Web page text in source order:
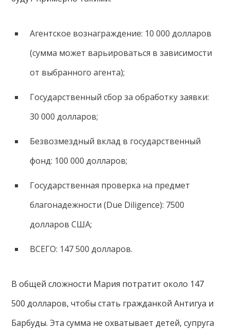
Агентское вознаграждение: 10 000 долларов
(сумма может варьироваться в зависимости
от выбранного агента);
Государственный сбор за обработку заявки:
30 000 долларов;
Безвозмездный вклад в государственный
фонд: 100 000 долларов;
Государственная проверка на предмет
благонадежности (Due Diligence): 7500
долларов США;
ВСЕГО: 147 500 долларов.
В общей сложности Мария потратит около 147
500 долларов, чтобы стать гражданкой Антигуа и
Барбуды. Эта сумма не охватывает детей, супруга